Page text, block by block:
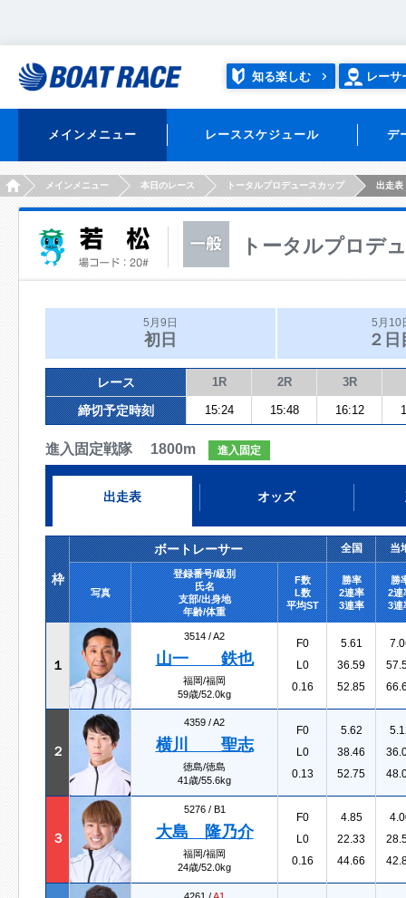
知る楽しむ レーサ
メインメニュー レーススケジュール デ
HOMEメインメニュー 本日のレース トータルプロデュースカップ 出走表
トータルプロデ
5月9日
初日
5月10
２日
レース 1R 2R 3R
締切予定時刻 15:24 15:48 16:12
進入固定戦隊 1800m 進入固定
出走表 オッズ
枠
ボートレーサー 全国 当
写真
登録番号/級別
氏名
支部/出身地
年齢/体重
F数
L数
平均ST
勝率
2連率
3連率
勝
2連
3連
１
3514 /A2
山一 鉄也
福岡/福岡
59歳/52.0kg
F0
L0
0.16
5.61
36.59
52.85
２
4359 /A2
横川 聖志
徳島/徳島
41歳/55.6kg
F0
L0
0.13
5.62
38.46
52.75
３
5276 / B1
大島 隆乃介
福岡/福岡
24歳/52.0kg
F0
L0
0.16
4.85
22.33
44.66